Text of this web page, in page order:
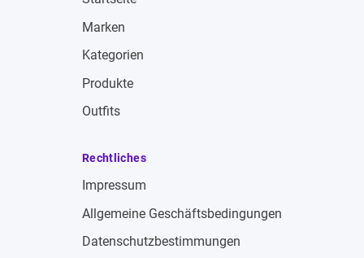
Marken
Kategorien
Produkte
Outfits
Rechtliches
Impressum
Allgemeine Geschäftsbedingungen
Datenschutzbestimmungen